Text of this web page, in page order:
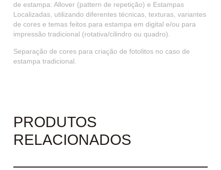
de estampa: Allover (pattern de repetição) e Estampas
Localizadas, utilizando diferentes técnicas, texturas, variantes
de cores e temas feitos para estampa em digital e/ou para
impressão tradicional (rotativa/cilindro ou quadro).
Separação de cores para criação de fotolitos no caso de
estampa tradicional.
PRODUTOS
RELACIONADOS